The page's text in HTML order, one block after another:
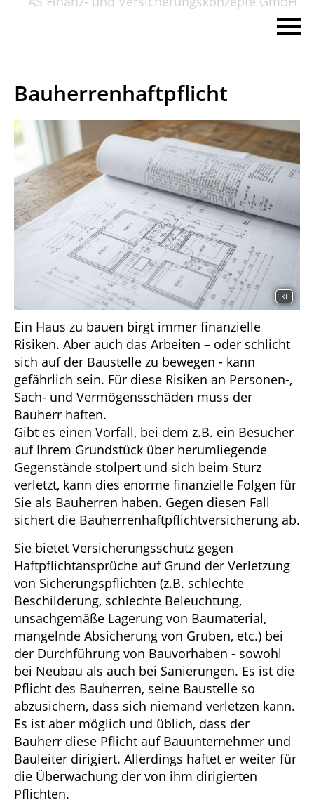
Bauherrenhaftpflicht
KI
Ein Haus zu bauen birgt immer finanzielle
Risiken. Aber auch das Arbeiten – oder schlicht
sich auf der Baustelle zu bewegen - kann
gefährlich sein. Für diese Risiken an Personen-,
Sach- und Vermögensschäden muss der
Bauherr haften.
Gibt es einen Vorfall, bei dem z.B. ein Besucher
auf Ihrem Grundstück über herumliegende
Gegenstände stolpert und sich beim Sturz
verletzt, kann dies enorme finanzielle Folgen für
Sie als Bauherren haben. Gegen diesen Fall
sichert die Bauherrenhaftpflichtversicherung ab.
Sie bietet Versicherungsschutz gegen
Haftpflichtansprüche auf Grund der Verletzung
von Sicherungspflichten (z.B. schlechte
Beschilderung, schlechte Beleuchtung,
unsachgemäße Lagerung von Baumaterial,
mangelnde Absicherung von Gruben, etc.) bei
der Durchführung von Bauvorhaben - sowohl
bei Neubau als auch bei Sanierungen. Es ist die
Pflicht des Bauherren, seine Baustelle so
abzusichern, dass sich niemand verletzen kann.
Es ist aber möglich und üblich, dass der
Bauherr diese Pflicht auf Bauunternehmer und
Bauleiter dirigiert. Allerdings haftet er weiter für
die Überwachung der von ihm dirigierten
Pflichten.